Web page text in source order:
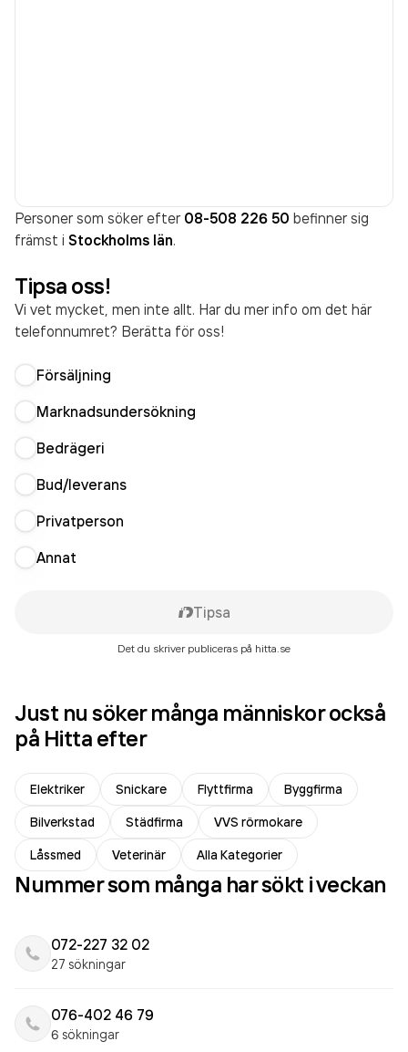
Personer som söker efter 08-508 226 50 befinner sig
främst i Stockholms län.
Tipsa oss!
Vi vet mycket, men inte allt. Har du mer info om det här
telefonnumret? Berätta för oss!
Försäljning
Marknadsundersökning
Bedrägeri
Bud/leverans
Privatperson
Annat
Tipsa
Det du skriver publiceras på hitta.se
Just nu söker många människor också
på Hitta efter
Elektriker Snickare Flyttfirma
Byggfirma
Bilverkstad
Städfirma
VVS rörmokare
Låssmed
Veterinär Alla Kategorier
Nummer som många har sökt i veckan
072-227 32 02
27 sökningar
076-402 46 79
6 sökningar